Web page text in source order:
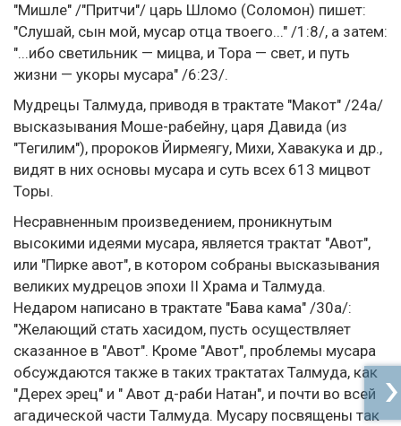
"Мишле" /"Притчи"/ царь Шломо (Соломон) пишет:
"Слушай, сын мой, мусар отца твоего..." /1:8/, а затем:
"...ибо светильник — мицва, и Тора — свет, и путь
жизни — укоры мусара" /6:23/.
Мудрецы Талмуда, приводя в трактате "Макот" /24а/
высказывания Моше-рабейну, царя Давида (из
"Тегилим"), пророков Йирмеягу, Михи, Хавакука и др.,
видят в них основы мусара и суть всех 613 мицвот
Торы.
Несравненным произведением, проникнутым
высокими идеями мусара, является трактат "Авот",
или "Пирке авот", в котором собраны высказывания
великих мудрецов эпохи II Храма и Талмуда.
Недаром написано в трактате "Бава кама" /30а/:
"Желающий стать хасидом, пусть осуществляет
сказанное в "Авот". Кроме "Авот", проблемы мусара
обсуждаются также в таких трактатах Талмуда, как
"Дерех эрец" и " Авот д-раби Натан", и почти во всей
агадической части Талмуда. Мусару посвящены так